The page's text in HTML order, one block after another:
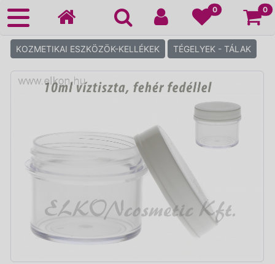
0 0
KOZMETIKAI ESZKÖZÖK-KELLÉKEK TÉGELYEK - TÁLAK